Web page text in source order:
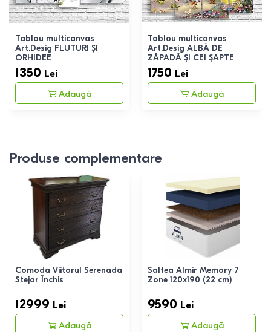
Tablou multicanvas
Art.Desig FLUTURI ȘI
ORHIDEE
1350 Lei
Adaugă
Tablou multicanvas
Art.Desig ALBĂ DE
ZĂPADĂ ȘI CEI ȘAPTE
PITICI
1750 Lei
Adaugă
Produse complementare
Comoda Viitorul Serenada
Stejar Închis
12999 Lei
Adaugă
Saltea Almir Memory 7
Zone 120x190 (22 cm)
9590 Lei
Adaugă